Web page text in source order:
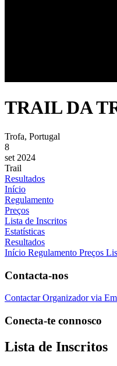
TRAIL DA
Trofa, Portugal
8
set 2024
Trail
Resultados
Início
Regulamento
Preços
Lista de Inscritos
Estatísticas
Resultados
Início Regulamento Preços
Contacta-nos
Contactar Organizador via
Conecta-te connosco
Lista de Inscritos